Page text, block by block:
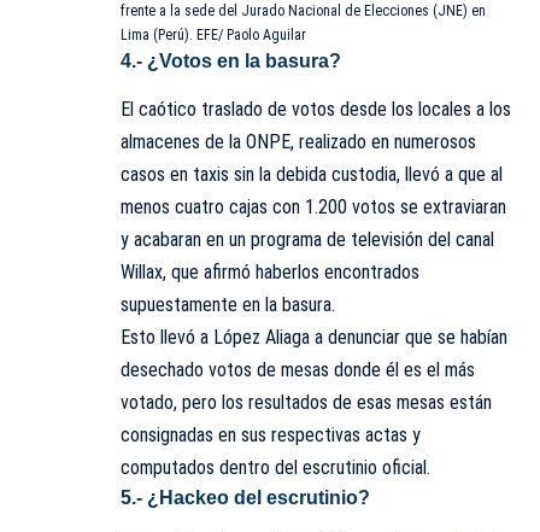
frente a la sede del Jurado Nacional de Elecciones (JNE) en
Lima (Perú). EFE/ Paolo Aguilar
4.- ¿Votos en la basura?
El caótico traslado de votos desde los locales a los
almacenes de la ONPE, realizado en numerosos
casos en taxis sin la debida custodia, llevó a que al
menos cuatro cajas con 1.200 votos se extraviaran
y acabaran en un programa de televisión del canal
Willax, que afirmó haberlos encontrados
supuestamente en la basura.
Esto llevó a López Aliaga a denunciar que se habían
desechado votos de mesas donde él es el más
votado, pero los resultados de esas mesas están
consignadas en sus respectivas actas y
computados dentro del escrutinio oficial.
5.- ¿Hackeo del escrutinio?